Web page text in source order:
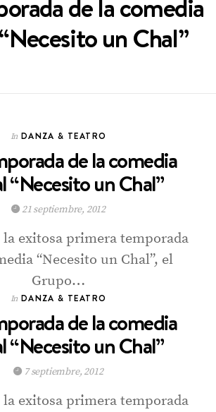
de la comedia
un Chal”
In DANZA & TEATRO
de la comedia
“Necesito un Chal”
21 septiembre, 2012
la exitosa primera temporada
“Necesito un Chal”, el
Grupo…
In DANZA & TEATRO
de la comedia
“Necesito un Chal”
7 septiembre, 2012
la exitosa primera temporada